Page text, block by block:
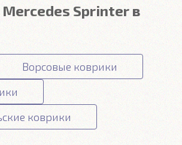
Sprinter в
Ворсовые коврики
коврики